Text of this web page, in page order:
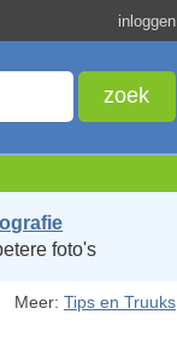
inloggen
foto's
Meer: Tips en Truuks